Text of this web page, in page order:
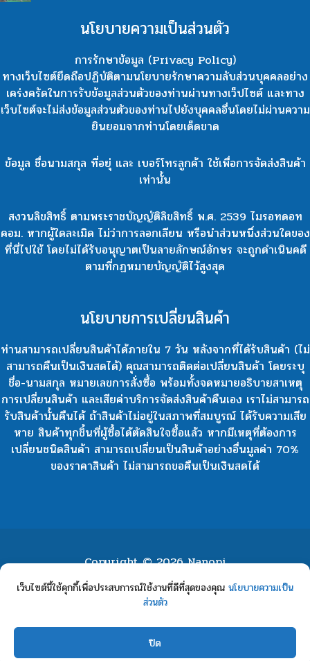
เว็บไซต์นี้ใช้คุกกี้เพื่อประสบการณ์ใช้งานที่ดีที่สุดของคุณ นโยบายความเป็น
ส่วนตัว
ปิด
นโยบายความเป็นส่วนตัว
การรักษาข้อมูล (Privacy Policy)
ทางเว็บไซต์ยึดถือปฏิบัติตามนโยบายรักษาความลับส่วนบุคคลอย่าง
เคร่งครัดในการรับข้อมูลส่วนตัวของท่านผ่านทางเว็ปไซต์ และทาง
เว็บไซต์จะไม่ส่งข้อมูลส่วนตัวของท่านไปยังบุคคลอื่นโดยไม่ผ่านความ
ยินยอมจากท่านโดยเด็ดขาด
ข้อมูล ชื่อนามสกุล ที่อยุ่ และ เบอร์โทรลูกค้า ใช้เพื่อการจัดส่งสินค้า
เท่านั้น
สงวนลิขสิทธิ์ ตามพระราชบัญญัติลิขสิทธิ์ พ.ศ. 2539 ไมรอทดอท
คอม. หากผู้ใดละเมิด ไม่ว่าการลอกเลียน หรือนำส่วนหนึ่งส่วนใดของ
ที่นี่ไปใช้ โดยไม่ได้รับอนุญาตเป็นลายลักษณ์อักษร จะถูกดำเนินคดี
ตามที่กฏหมายบัญญัติไว้สูงสุด
นโยบายการเปลี่ยนสินค้า
ท่านสามารถเปลี่ยนสินค้าได้ภายใน 7 วัน หลังจากที่ได้รับสินค้า (ไม่
สามารถคืนเป็นเงินสดได้) คุณสามารถติดต่อเปลี่ยนสินค้า โดยระบุ
ชื่อ-นามสกุล หมายเลขการสั่งซื้อ พร้อมทั้งจดหมายอธิบายสาเหตุ
การเปลี่ยนสินค้า และเสียค่าบริการจัดส่งสินค้าคืนเอง เราไม่สามารถ
รับสินค้านั้นคืนได้ ถ้าสินค้าไม่อยู่ในสภาพที่สมบูรณ์ ได้รับความเสีย
หาย สินค้าทุกชิ้นที่ผู้ซื้อได้ตัดสินใจซื้อแล้ว หากมีเหตุที่ต้องการ
เปลี่ยนชนิดสินค้า สามารถเปลี่ยนเป็นสินค้าอย่างอื่นมูลค่า 70%
ของราคาสินค้า ไม่สามารถขอคืนเป็นเงินสดได้
Copyright © 2026 Nanopi
หน้าแรก
เกี่ยวกับเรา เกี่ยวกับงานวิจัย
ร้านค้า
คำถามที่ถามบ่อย
ข้อมูลของฉัน